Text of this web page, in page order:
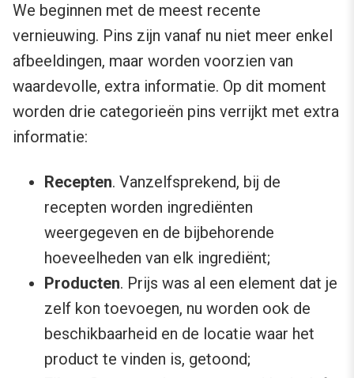
We beginnen met de meest recente
vernieuwing. Pins zijn vanaf nu niet meer enkel
afbeeldingen, maar worden voorzien van
waardevolle, extra informatie. Op dit moment
worden drie categorieën pins verrijkt met extra
informatie:
Recepten. Vanzelfsprekend, bij de
recepten worden ingrediënten
weergegeven en de bijbehorende
hoeveelheden van elk ingrediënt;
Producten. Prijs was al een element dat je
zelf kon toevoegen, nu worden ook de
beschikbaarheid en de locatie waar het
product te vinden is, getoond;